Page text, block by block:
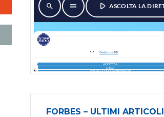
FORBES – ULTIMI ARTICOLI